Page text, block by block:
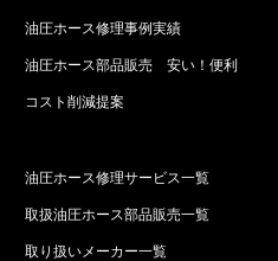
油圧ホース修理事例実績
油圧ホース部品販売 安い！便利
コスト削減提案
油圧ホース修理サービス一覧
取扱油圧ホース部品販売一覧
取り扱いメーカー一覧